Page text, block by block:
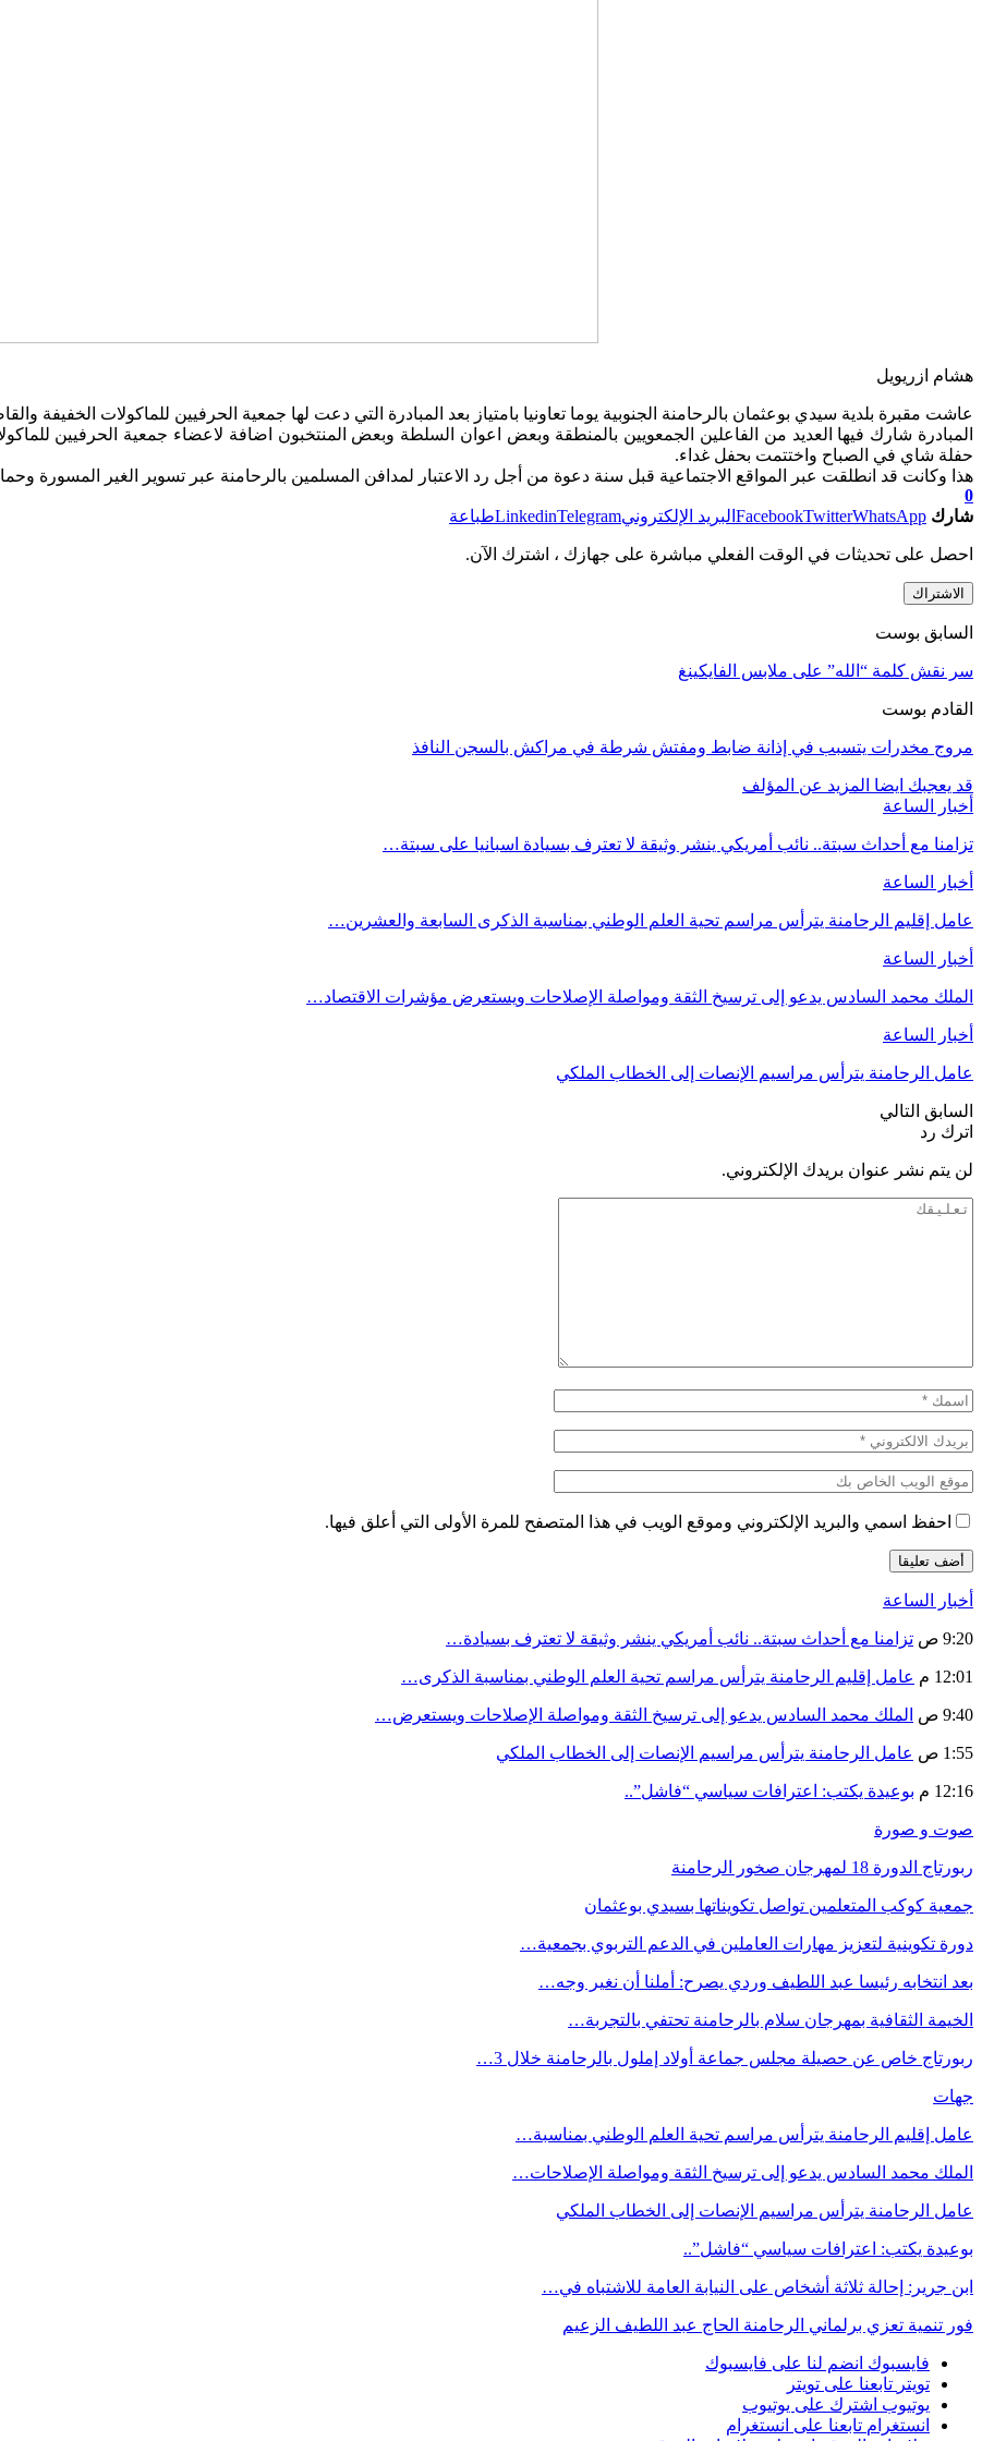
هشام ازريويل
عاشت مقبرة بلدية سيدي بوعثمان بالرحامنة الجنوبية يوما تعاونيا بامتياز بعد المبادرة التي دعت لها جمعية الحرفيين للماكولات الخفيفة
المبادرة شارك فيها العديد من الفاعلين الجمعويين بالمنطقة وبعض اعوان السلطة وبعض المنتخبون اضافة لاعضاء جمعية الحرفيين
حفلة شاي في الصباح واختتمت بحفل غداء.
هذا وكانت قد انطلقت عبر المواقع الاجتماعية قبل سنة دعوة من أجل رد الاعتبار لمدافن المسلمين بالرحامنة عبر تسوير الغير المسورة
0
شارك
FacebookTwitterWhatsApp البريد الإلكتروني LinkedinTelegram طباعة
احصل على تحديثات في الوقت الفعلي مباشرة على جهازك ، اشترك الآن.
الاشتراك
السابق بوست
سر نقش كلمة “الله” على ملابس الفايكينغ
القادم بوست
مروج مخدرات يتسبب في إذانة ضابط ومفتش شرطة في مراكش بالسجن النافذ
قد يعجبك ايضا المزيد عن المؤلف
أخبار الساعة
تزامنا مع أحداث سبتة.. نائب أمريكي ينشر وثيقة لا تعترف بسيادة اسبانيا على سبتة…
أخبار الساعة
عامل إقليم الرحامنة يترأس مراسم تحية العلم الوطني بمناسبة الذكرى السابعة والعشرين…
أخبار الساعة
الملك محمد السادس يدعو إلى ترسيخ الثقة ومواصلة الإصلاحات ويستعرض مؤشرات الاقتصاد…
أخبار الساعة
عامل الرحامنة يترأس مراسيم الإنصات إلى الخطاب الملكي
السابق التالي
اترك رد
لن يتم نشر عنوان بريدك الإلكتروني.
احفظ اسمي والبريد الإلكتروني وموقع الويب في هذا المتصفح للمرة الأولى التي أعلق فيها.
أخبار الساعة
9:20 ص تزامنا مع أحداث سبتة.. نائب أمريكي ينشر وثيقة لا تعترف بسيادة…
12:01 م عامل إقليم الرحامنة يترأس مراسم تحية العلم الوطني بمناسبة الذكرى…
9:40 ص الملك محمد السادس يدعو إلى ترسيخ الثقة ومواصلة الإصلاحات ويستعرض…
1:55 ص عامل الرحامنة يترأس مراسيم الإنصات إلى الخطاب الملكي
12:16 م بوعيدة يكتب: اعترافات سياسي “فاشل”..
صوت و صورة
ربورتاج الدورة 18 لمهرجان صخور الرحامنة
جمعية كوكب المتعلمين تواصل تكويناتها بسيدي بوعثمان
دورة تكوينية لتعزيز مهارات العاملين في الدعم التربوي بجمعية…
بعد انتخابه رئيسا عبد اللطيف وردي يصرح: أملنا أن نغير وجه…
الخيمة الثقافية بمهرجان سلام بالرحامنة تحتفي بالتجربة…
ربورتاج خاص عن حصيلة مجلس جماعة أولاد إملول بالرحامنة خلال 3…
جهات
عامل إقليم الرحامنة يترأس مراسم تحية العلم الوطني بمناسبة…
الملك محمد السادس يدعو إلى ترسيخ الثقة ومواصلة الإصلاحات…
عامل الرحامنة يترأس مراسيم الإنصات إلى الخطاب الملكي
بوعيدة يكتب: اعترافات سياسي “فاشل”..
ابن جرير: إحالة ثلاثة أشخاص على النيابة العامة للاشتباه في…
فور تنمية تعزي برلماني الرحامنة الحاج عبد اللطيف الزعيم
فايسبوك انضم لنا على فايسبوك
تويتر تابعنا على تويتر
يوتيوب اشترك على يوتيوب
انستغرام تابعنا على انستغرام